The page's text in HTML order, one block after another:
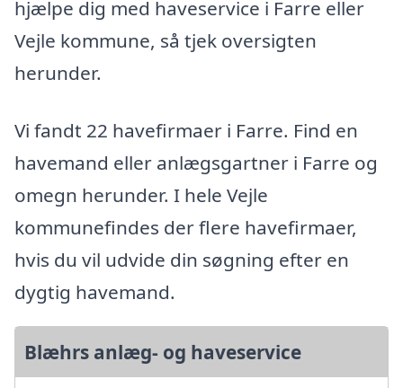
hjælpe dig med haveservice i Farre eller
Vejle kommune, så tjek oversigten
herunder.
Vi fandt 22 havefirmaer i Farre. Find en
havemand eller anlægsgartner i Farre og
omegn herunder. I hele Vejle
kommunefindes der flere havefirmaer,
hvis du vil udvide din søgning efter en
dygtig havemand.
Blæhrs anlæg- og haveservice